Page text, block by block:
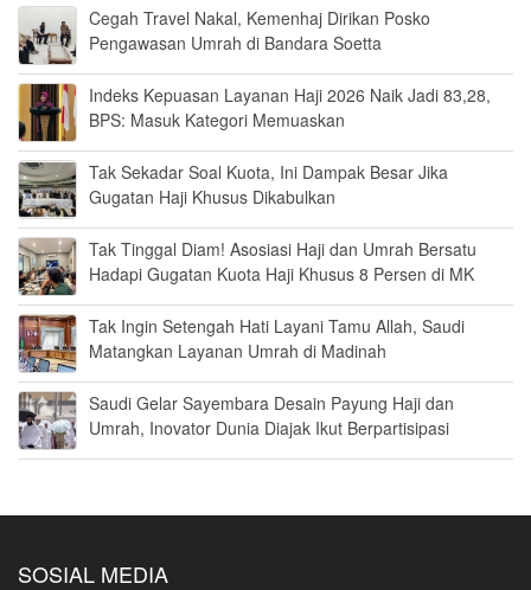
Cegah Travel Nakal, Kemenhaj Dirikan Posko
Pengawasan Umrah di Bandara Soetta
Indeks Kepuasan Layanan Haji 2026 Naik Jadi 83,28,
BPS: Masuk Kategori Memuaskan
Tak Sekadar Soal Kuota, Ini Dampak Besar Jika
Gugatan Haji Khusus Dikabulkan
Tak Tinggal Diam! Asosiasi Haji dan Umrah Bersatu
Hadapi Gugatan Kuota Haji Khusus 8 Persen di MK
Tak Ingin Setengah Hati Layani Tamu Allah, Saudi
Matangkan Layanan Umrah di Madinah
Saudi Gelar Sayembara Desain Payung Haji dan
Umrah, Inovator Dunia Diajak Ikut Berpartisipasi
SOSIAL MEDIA